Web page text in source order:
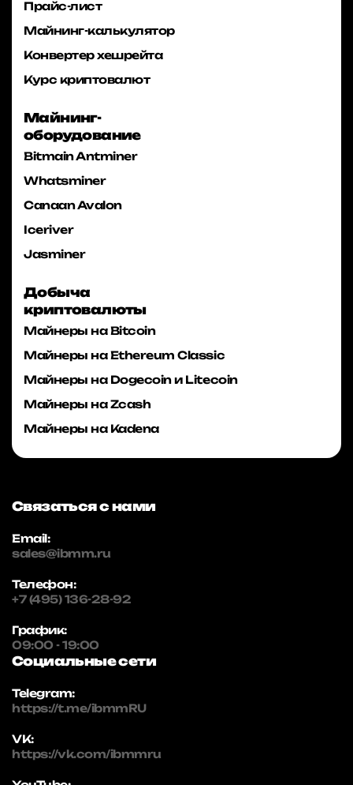
Прайс-лист
Майнинг-калькулятор
Конвертер хешрейта
Курс криптовалют
Майнинг-
оборудование
Bitmain Antminer
Whatsminer
Canaan Avalon
Iceriver
Jasminer
Добыча
криптовалюты
Майнеры на Bitcoin
Майнеры на Ethereum Classic
Майнеры на Dogecoin и Litecoin
Майнеры на Zcash
Майнеры на Kadena
Связаться с нами
Email:
sales@ibmm.ru
Телефон:
+7 (495) 136-28-92
График:
09:00 - 19:00
Социальные сети
Telegram:
https://t.me/ibmmRU
VK:
https://vk.com/ibmmru